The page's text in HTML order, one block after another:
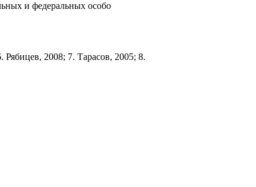
и феде­ральных особо
2008; 7. Тарасов, 2005; 8.